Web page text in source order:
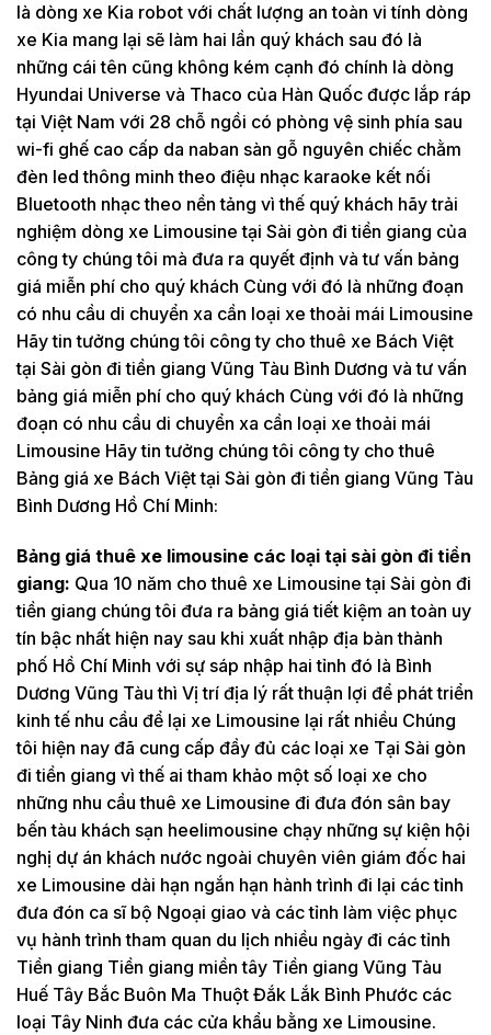
là dòng xe Kia robot với chất lượng an toàn vi tính dòng
xe Kia mang lại sẽ làm hai lần quý khách sau đó là
những cái tên cũng không kém cạnh đó chính là dòng
Hyundai Universe và Thaco của Hàn Quốc được lắp ráp
tại Việt Nam với 28 chỗ ngồi có phòng vệ sinh phía sau
wi-fi ghế cao cấp da naban sàn gỗ nguyên chiếc chằm
đèn led thông minh theo điệu nhạc karaoke kết nối
Bluetooth nhạc theo nền tảng vì thế quý khách hãy trải
nghiệm dòng xe Limousine tại Sài gòn đi tiền giang của
công ty chúng tôi mà đưa ra quyết định và tư vấn bảng
giá miễn phí cho quý khách Cùng với đó là những đoạn
có nhu cầu di chuyển xa cần loại xe thoải mái Limousine
Hãy tin tưởng chúng tôi công ty cho thuê xe Bách Việt
tại Sài gòn đi tiền giang Vũng Tàu Bình Dương và tư vấn
bảng giá miễn phí cho quý khách Cùng với đó là những
đoạn có nhu cầu di chuyển xa cần loại xe thoải mái
Limousine Hãy tin tưởng chúng tôi công ty cho thuê
Bảng giá xe Bách Việt tại Sài gòn đi tiền giang Vũng Tàu
Bình Dương Hồ Chí Minh:
Bảng giá thuê xe limousine các loại tại sài gòn đi tiền
giang: Qua 10 năm cho thuê xe Limousine tại Sài gòn đi
tiền giang chúng tôi đưa ra bảng giá tiết kiệm an toàn uy
tín bậc nhất hiện nay sau khi xuất nhập địa bàn thành
phố Hồ Chí Minh với sự sáp nhập hai tỉnh đó là Bình
Dương Vũng Tàu thì Vị trí địa lý rất thuận lợi để phát triển
kinh tế nhu cầu để lại xe Limousine lại rất nhiều Chúng
tôi hiện nay đã cung cấp đầy đủ các loại xe Tại Sài gòn
đi tiền giang vì thế ai tham khảo một số loại xe cho
những nhu cầu thuê xe Limousine đi đưa đón sân bay
bến tàu khách sạn heelimousine chạy những sự kiện hội
nghị dự án khách nước ngoài chuyên viên giám đốc hai
xe Limousine dài hạn ngắn hạn hành trình đi lại các tỉnh
đưa đón ca sĩ bộ Ngoại giao và các tỉnh làm việc phục
vụ hành trình tham quan du lịch nhiều ngày đi các tỉnh
Tiền giang Tiền giang miền tây Tiền giang Vũng Tàu
Huế Tây Bắc Buôn Ma Thuột Đắk Lắk Bình Phước các
loại Tây Ninh đưa các cửa khẩu bằng xe Limousine.